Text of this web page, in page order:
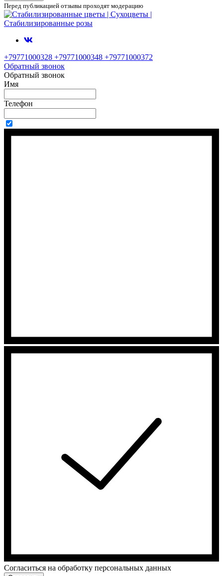
Перед публикацией отзывы проходят модерацию
+79771000328 +79771000348 +79771000372
Обратный звонок
Обратный звонок
Имя
Телефон
Cогласиться на обработку персональных данных